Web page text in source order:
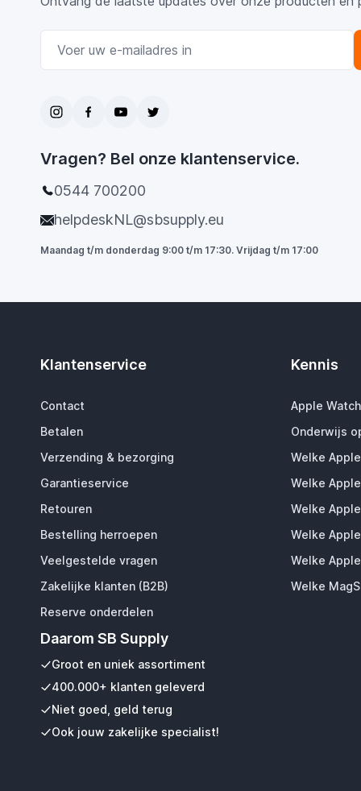
Vragen? Bel onze klantenservice.
0544 700200
helpdeskNL@sbsupply.eu
Maandag t/m donderdag 9:00 t/m 17:30. Vrijdag t/m 17:00
Klantenservice
Contact
Betalen
Verzending & bezorging
Garantieservice
Retouren
Bestelling herroepen
Veelgestelde vragen
Zakelijke klanten (B2B)
Reserve onderdelen
Daarom SB Supply
Groot en uniek assortiment
400.000+ klanten geleverd
Niet goed, geld terug
Ook jouw zakelijke specialist!
Kennis
Apple
Onderwijs
Welke
Welke
Welke
Welke
Welke
Welke